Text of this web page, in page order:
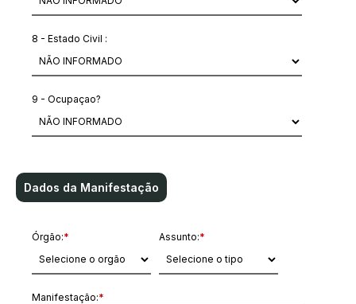
8 - Estado Civil :
9 - Ocupaçao?
Dados da Manifestação
Órgão:* Assunto:*
Manifestação:*